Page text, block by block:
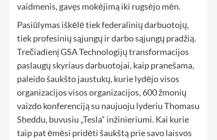
vaidmenis, gavęs mokėjimą iki rugsėjo mėn.
Pasiūlymas iškėlė tiek federalinių darbuotojų,
tiek profesinių sąjungų ir darbo sąjungų pradžią.
Trečiadienį GSA Technologijų transformacijos
paslaugų skyriaus darbuotojai, kaip pranešama,
paleido šaukšto jaustukų, kurie lydėjo visos
organizacijos visos organizacijos, 600 žmonių
vaizdo konferenciją su naujuoju lyderiu Thomasu
Sheddu, buvusiu „Tesla“ inžinieriumi. Kai kurie
taip pat ėmėsi pridėti šaukštą prie savo laisvos